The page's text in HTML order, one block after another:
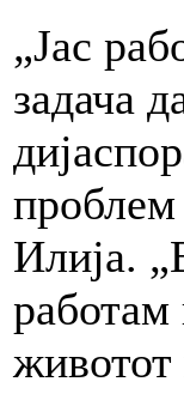
„Јас
задача
проблем
Илија.
работам
животот